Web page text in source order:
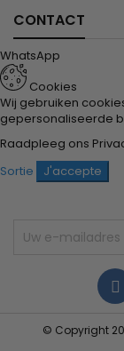
CONTACT
WhatsApp
Cookies
Wij gebruiken
gepersonaliseerde
Raadpleeg ons
Sortie
J'accepte
© Copyright